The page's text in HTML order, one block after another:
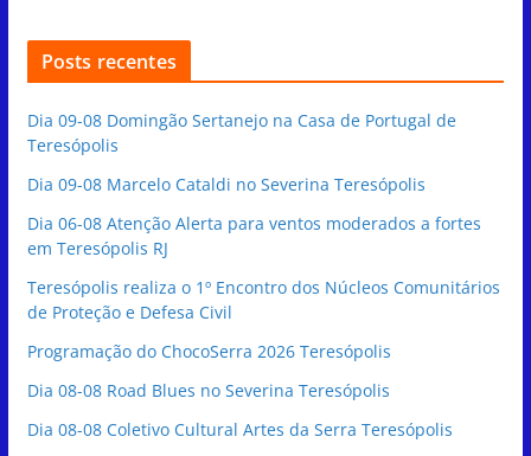
Posts recentes
Dia 09-08 Domingão Sertanejo na Casa de Portugal de
Teresópolis
Dia 09-08 Marcelo Cataldi no Severina Teresópolis
Dia 06-08 Atenção Alerta para ventos moderados a fortes
em Teresópolis RJ
Teresópolis realiza o 1º Encontro dos Núcleos Comunitários
de Proteção e Defesa Civil
Programação do ChocoSerra 2026 Teresópolis
Dia 08-08 Road Blues no Severina Teresópolis
Dia 08-08 Coletivo Cultural Artes da Serra Teresópolis